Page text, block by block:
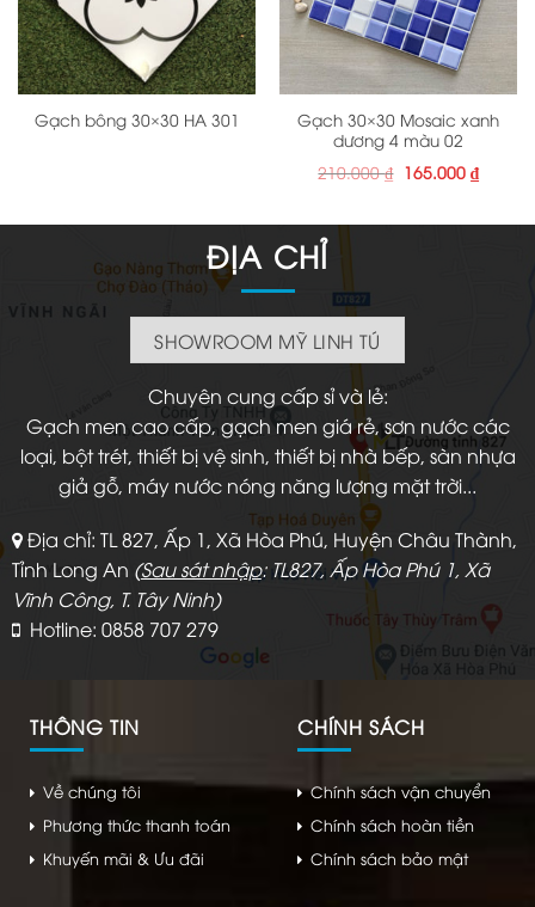
Gạch bông 30×30 HA 301
Gạch 30×30 Mosaic xanh
dương 4 màu 02
210.000₫ Giá
gốc
165.000 ₫Giá
hiện
ĐỊA CHỈ
SHOWROOM MỸ LINH TÚ
Chuyên cung cấp sỉ và lẻ:
Gạch men cao cấp, gạch men giá rẻ, sơn nước các
loại, bột trét, thiết bị vệ sinh, thiết bị nhà bếp, sàn nhựa
giả gỗ, máy nước nóng năng lượng mặt trời...
Địa chỉ: TL 827, Ấp 1, Xã Hòa Phú, Huyện Châu Thành,
Tỉnh Long An (Sau sát nhập: TL827, Ấp Hòa Phú 1, Xã
Vĩnh Công, T. Tây Ninh)
Hotline: 0858 707 279
THÔNG TIN
Về chúng tôi
Phương thức thanh toán
Khuyến mãi & Ưu đãi
CHÍNH SÁCH
Chính sách vận chuyển
Chính sách hoàn tiền
Chính sách bảo mật